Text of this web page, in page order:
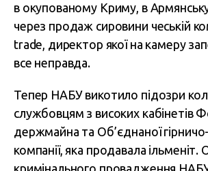
в окупованому Криму, в
через продаж сировини чеській
trade, директор якої на камеру
все неправда.
Тепер НАБУ викотило підозри
службовцям з високих кабінетів
держмайна та Об’єднаної гірничо-
компанії, яка продавала ільменіт.
кримінального провадження